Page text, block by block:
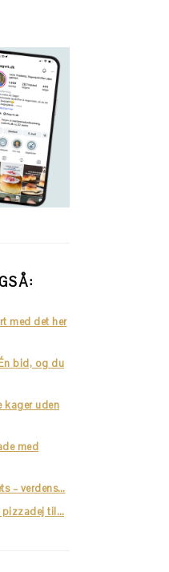
med det her
bid, og du
kager uden
med
– verdens…
pizzadej til…